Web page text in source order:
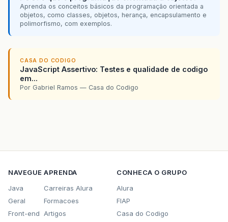
Aprenda os conceitos básicos da programação orientada a
objetos, como classes, objetos, herança, encapsulamento e
polimorfismo, com exemplos.
CASA DO CODIGO
JavaScript Assertivo: Testes e qualidade de codigo
em...
Por Gabriel Ramos — Casa do Codigo
NAVEGUE
Java
Geral
Front-end
APRENDA
Carreiras Alura
Formacoes
Artigos
CONHECA O GRUPO
Alura
FIAP
Casa do Codigo